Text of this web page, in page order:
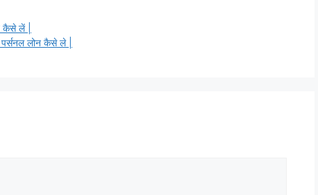
लें |
लोन कैसे ले |